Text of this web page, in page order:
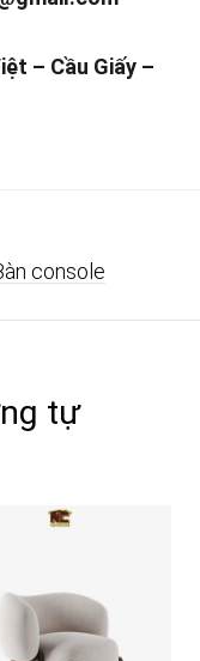
– Cầu Giấy –
console
tự